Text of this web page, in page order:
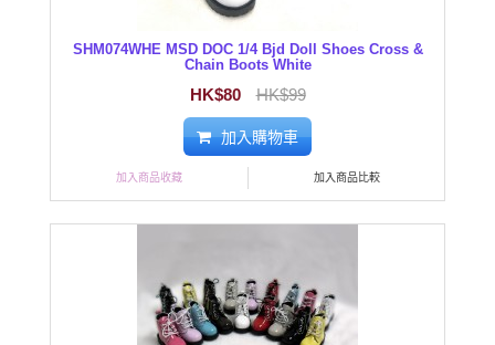
SHM074WHE MSD DOC 1/4 Bjd Doll Shoes Cross &
Chain Boots White
HK$80 HK$99
加入購物車
加入商品收藏 加入商品比較